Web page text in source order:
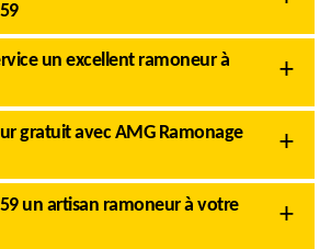
un excellent ramoneur à
gratuit avec AMG Ramonage
un artisan ramoneur à votre